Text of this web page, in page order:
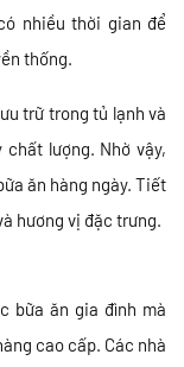
nhiều thời gian để
thống.
trữ trong tủ lạnh và
lượng. Nhờ vậy,
ăn hàng ngày. Tiết
hương vị đặc trưng.
bữa ăn gia đình mà
cao cấp. Các nhà